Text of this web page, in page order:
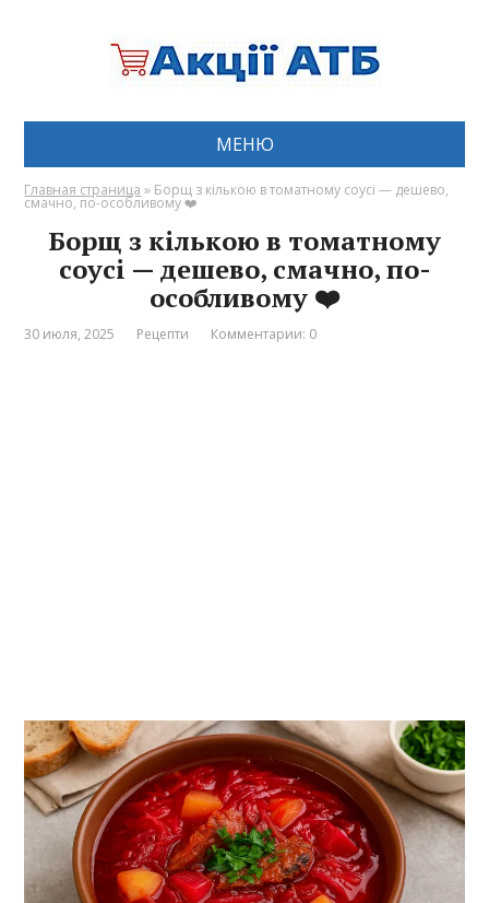
МЕНЮ
Главная страница » Борщ з кількою в томатному соусі — дешево,
смачно, по-особливому ❤️
Борщ з кількою в томатному
соусі — дешево, смачно, по-
особливому ❤️
30 июля, 2025 Рецепти Комментарии: 0